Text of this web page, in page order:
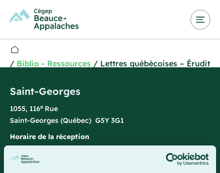
/ Biblio - Ressources / Lettres québécoises – Érudit
Saint-Georges
1055, 116e Rue
Saint-Georges (Québec) G5Y 3G1
Horaire de la réception
Lundi-vendredi : 7 h 45 à 15 h 45
418 228-8896